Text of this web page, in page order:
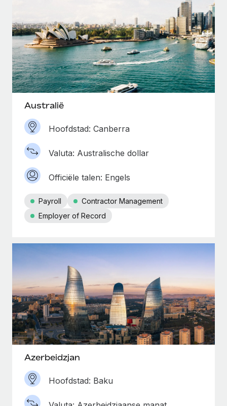
Australië
Hoofdstad: Canberra
Valuta: Australische dollar
Officiële talen: Engels
Payroll
Contractor Management
Employer of Record
Azerbeidzjan
Hoofdstad: Baku